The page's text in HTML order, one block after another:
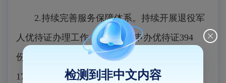
2.持续完善服务保障体系。持续开展退役军
人优待证办理工作，今年来已申办优待证394
份、发放“拥军福卡”173张、办理异地拥军福码
174人次；运用数字化档案系统为退役军人查阅
检测到非中文内容